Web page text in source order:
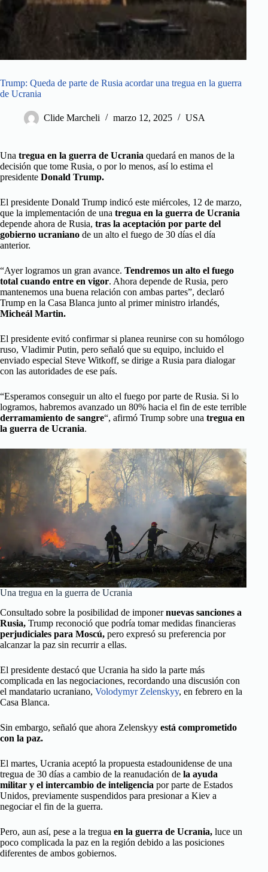
Trump: Queda de parte de Rusia acordar una tregua en la guerra
de Ucrania
Clide Marcheli marzo 12, 2025 USA
Una tregua en la guerra de Ucrania quedará en manos de la
decisión que tome Rusia, o por lo menos, así lo estima el
presidente Donald Trump.
El presidente Donald Trump indicó este miércoles, 12 de marzo,
que la implementación de una tregua en la guerra de Ucrania
depende ahora de Rusia, tras la aceptación por parte del
gobierno ucraniano de un alto el fuego de 30 días el día
anterior.
“Ayer logramos un gran avance. Tendremos un alto el fuego
total cuando entre en vigor. Ahora depende de Rusia, pero
mantenemos una buena relación con ambas partes”, declaró
Trump en la Casa Blanca junto al primer ministro irlandés,
Micheál Martin.
El presidente evitó confirmar si planea reunirse con su homólogo
ruso, Vladimir Putin, pero señaló que su equipo, incluido el
enviado especial Steve Witkoff, se dirige a Rusia para dialogar
con las autoridades de ese país.
“Esperamos conseguir un alto el fuego por parte de Rusia. Si lo
logramos, habremos avanzado un 80% hacia el fin de este terrible
derramamiento de sangre“, afirmó Trump sobre una tregua en
la guerra de Ucrania.
Una tregua en la guerra de Ucrania
Consultado sobre la posibilidad de imponernuevas sanciones a
Rusia, Trump reconoció que podría tomar medidas financieras
perjudiciales para Moscú, pero expresó su preferencia por
alcanzar la paz sin recurrir a ellas.
El presidente destacó que Ucrania ha sido la parte más
complicada en las negociaciones, recordando una discusión con
el mandatario ucraniano, Volodymyr Zelenskyy, en febrero en la
Casa Blanca.
Sin embargo, señaló que ahora Zelenskyy está comprometido
con la paz.
El martes, Ucrania aceptó la propuesta estadounidense de una
tregua de 30 días a cambio de la reanudación de la ayuda
militar y el intercambio de inteligencia por parte de Estados
Unidos, previamente suspendidos para presionar a Kiev a
negociar el fin de la guerra.
Pero, aun así, pese a la tregua en la guerra de Ucrania, luce un
poco complicada la paz en la región debido a las posiciones
diferentes de ambos gobiernos.